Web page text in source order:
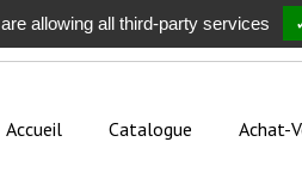
Accueil Catalogue Achat-
allowing all third-party services